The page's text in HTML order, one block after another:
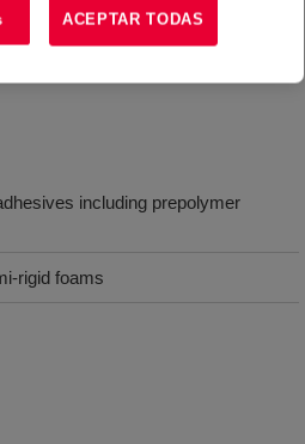
flexibles, viscoelásticas (VE)
including prepolymer
rigid foams
ACEPTAR TODAS